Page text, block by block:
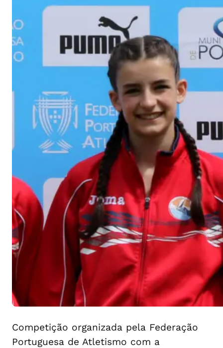
Competição organizada pela Federação
Portuguesa de Atletismo com a